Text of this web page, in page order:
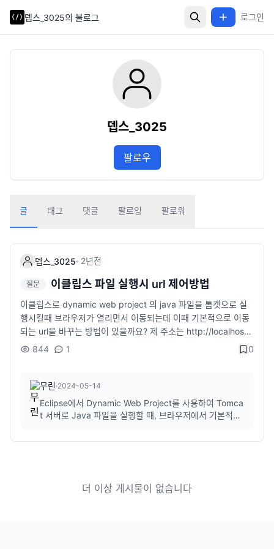
뎁스_3025의 블로그 로그인
뎁스_3025
팔로우
글 태그 댓글 팔로잉 팔로워
뎁스_3025· 2년전
질문 이클립스 파일 실행시 url 제어방법
이클립스로 dynamic web project 의 java 파일을 톰캣으로 실
행시킬때 브라우저가 열리면서 이동되는데 이때 기본적으로 이동
되는 url을 바꾸는 방법이 있을까요? 제 주소는 http://localhost:
8081/jsp_practice/hello 인데 http://localhost:8081/jsp_pra
바로 첫번째 주소로 이동하도록 제어하는 방법이 있는지 궁금합니
다.
844 1 0
무린 ·2024-05-14
Eclipse에서 Dynamic Web Project를 사용하여 Tomca
t 서버로 Java 파일을 실행할 때, 브라우저에서 기본적으
니다. 다음은 원하는 URL로 바로 접근할 수 있도록 설정
더 이상 게시물이 없습니다